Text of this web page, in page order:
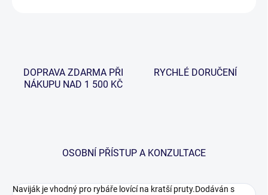
DOPRAVA ZDARMA PŘI
NÁKUPU NAD 1 500 KČ
RYCHLÉ DORUČENÍ
OSOBNÍ PŘÍSTUP A KONZULTACE
Naviják je vhodný pro rybáře lovící na kratší pruty.Dodáván s